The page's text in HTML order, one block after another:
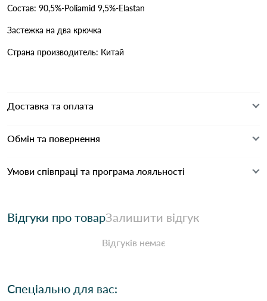
Состав: 90,5%-Poliamid 9,5%-Elastan
Застежка на два крючка
Страна производитель: Китай
Доставка та оплата
Обмін та повернення
Умови співпраці та програма лояльності
Відгуки про товарЗалишити відгук
Відгуків немає
Спеціально для вас: